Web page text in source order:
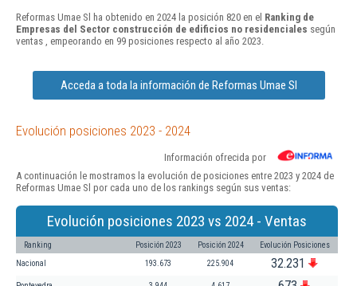
Reformas Umae Sl ha obtenido en 2024 la posición 820 en el Ranking de
Empresas del Sector construcción de edificios no residenciales según
ventas , empeorando en 99 posiciones respecto al año 2023.
Acceda a toda la información de Reformas Umae Sl
Evolución posiciones 2023 - 2024
Información ofrecida por
A continuación le mostramos la evolución de posiciones entre 2023 y 2024 de
Reformas Umae Sl por cada uno de los rankings según sus ventas:
Evolución posiciones 2023 vs 2024 - Ventas
Ranking Posición 2023 Posición 2024 Evolución Posiciones
Nacional 193.673 225.904 32.231